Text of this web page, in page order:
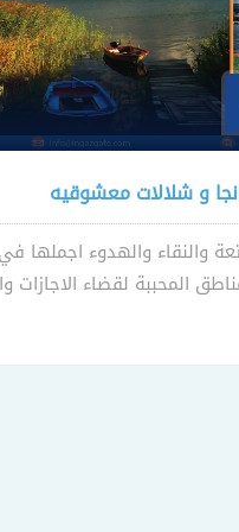
و شلالات معشوقيه
والنقاء والهدوء اجملها
المحببة لقضاء الاجازات